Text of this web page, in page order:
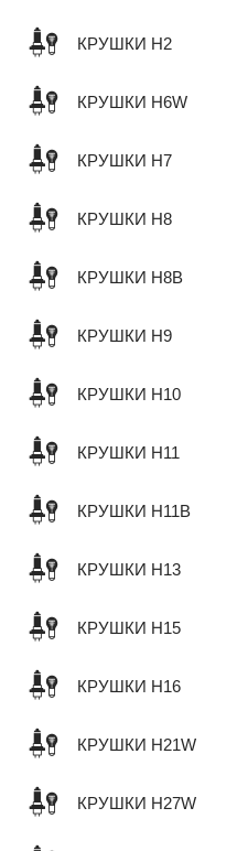
КРУШКИ H2
КРУШКИ H6W
КРУШКИ H7
КРУШКИ H8
КРУШКИ H8B
КРУШКИ H9
КРУШКИ H10
КРУШКИ H11
КРУШКИ H11B
КРУШКИ H13
КРУШКИ H15
КРУШКИ H16
КРУШКИ H21W
КРУШКИ H27W